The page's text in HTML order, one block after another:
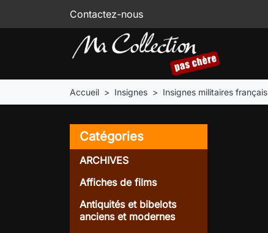
Contactez-nous
Accueil Insignes Insignes militaires français
Catégories
ARCHIVES
Affiches de films
Antiquités et bibelots
anciens et modernes